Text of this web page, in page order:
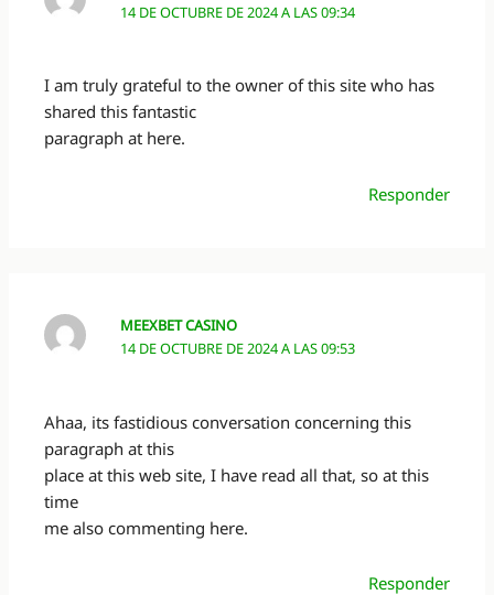
14 DE OCTUBRE DE 2024 A LAS 09:34
I am truly grateful to the owner of this site who has
shared this fantastic
paragraph at here.
Responder
MEEXBET CASINO
14 DE OCTUBRE DE 2024 A LAS 09:53
Ahaa, its fastidious conversation concerning this
paragraph at this
place at this web site, I have read all that, so at this
time
me also commenting here.
Responder